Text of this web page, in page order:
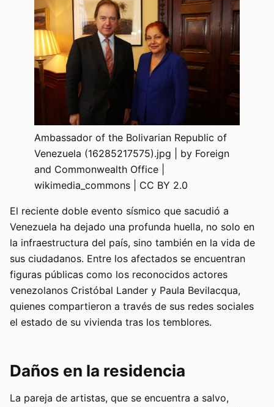
Ambassador of the Bolivarian Republic of
Venezuela (16285217575).jpg | by Foreign
and Commonwealth Office |
wikimedia_commons | CC BY 2.0
El reciente doble evento sísmico que sacudió a
Venezuela ha dejado una profunda huella, no solo en
la infraestructura del país, sino también en la vida de
sus ciudadanos. Entre los afectados se encuentran
figuras públicas como los reconocidos actores
venezolanos Cristóbal Lander y Paula Bevilacqua,
quienes compartieron a través de sus redes sociales
el estado de su vivienda tras los temblores.
Daños en la residencia
La pareja de artistas, que se encuentra a salvo,